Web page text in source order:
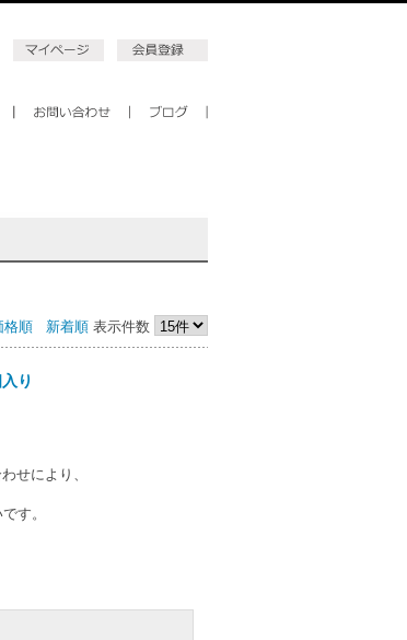
格順 新着順 表示件数
り
せにより、
す。